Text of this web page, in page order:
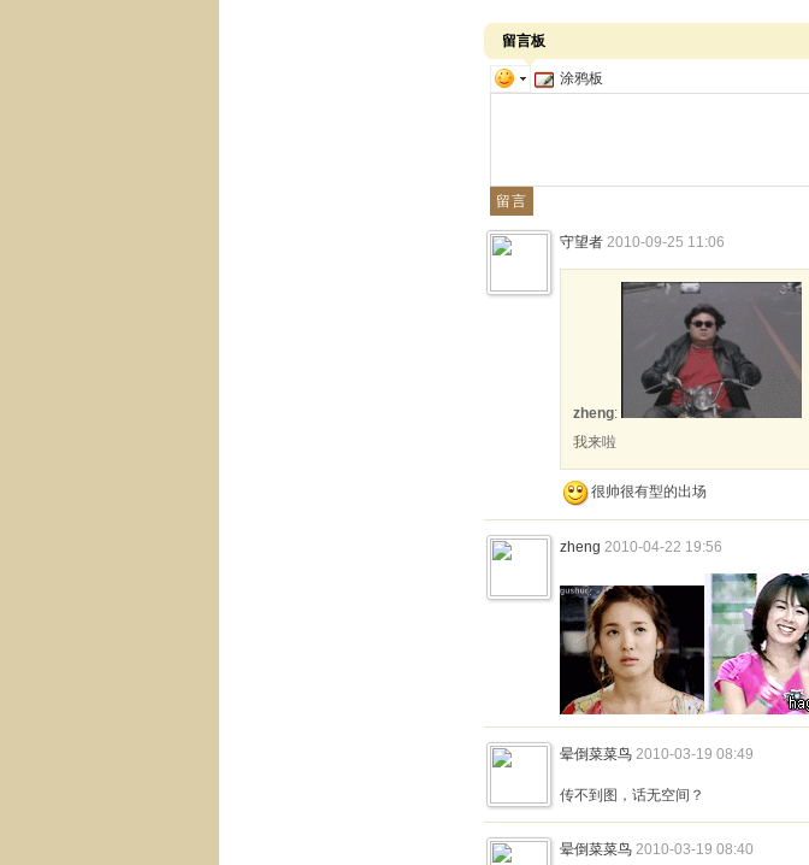
留言板
涂鸦板
守望者 2010-09-25 11:06
zheng:
我来啦
很帅很有型的出场
zheng 2010-04-22 19:56
晕倒菜菜鸟 2010-03-19 08:49
传不到图，话无空间？
晕倒菜菜鸟 2010-03-19 08:40